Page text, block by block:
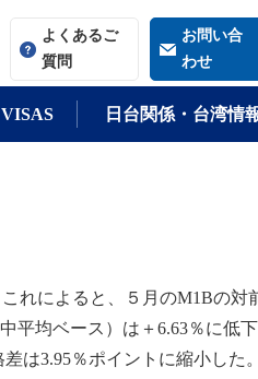
く検索される語
よくあるご
質問
お問い合
わせ
日台関係・台湾情
れによると、５月のM1Bの対
平均ベース）は＋6.63％に低
は3.95％ポイントに縮小した